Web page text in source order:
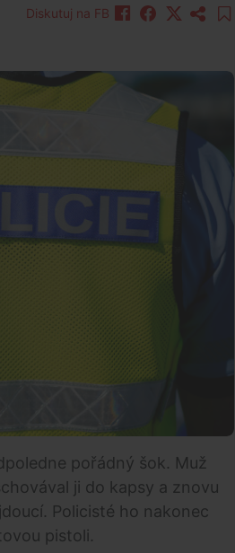
Diskutuj na FB
pořádný šok. Muž
ji do kapsy a znovu
Policisté ho nakonec
pistoli.